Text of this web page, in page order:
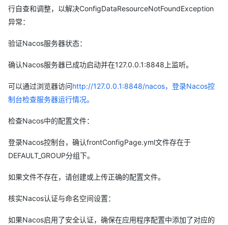
nt.processAndApply(ConfigDataEnvironment.java:232)
at
ntPostProcessor.postProcessEnvironment(ConfigDataEnvironm
at
org.springframework.boot.context.config.ConfigDataEnvironme
ntPostProcessor.postProcessEnvironment(ConfigDataEnvironm
at
org.springframework.boot.env.EnvironmentPostProcessorAppli
cationListener.onApplicationEnvironmentPreparedEvent(Environ
at
cationListener.onApplicationEvent(EnvironmentPostProcessorA
pplicationListener.java:87)
行自查和调整，以解决ConfigDataResourceNotFoundException
异常：
验证Nacos服务器状态：
确认Nacos服务器已成功启动并在127.0.0.1:8848上监听。
可以通过浏览器访问http://127.0.0.1:8848/nacos，登录Nacos控
制台检查服务器运行情况。
检查Nacos中的配置文件：
登录Nacos控制台，确认frontConfigPage.yml文件存在于
DEFAULT_GROUP分组下。
如果文件不存在，请创建或上传正确的配置文件。
核实Nacos认证与命名空间设置：
如果Nacos启用了安全认证，确保在应用程序配置中添加了对应的